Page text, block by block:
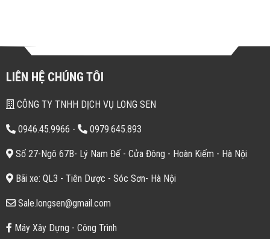
LIÊN HỆ CHÚNG TÔI
CÔNG TY TNHH DỊCH VỤ LONG SEN
0946.45.9966 - 0979.645.893
Số 27-Ngõ 67B- Lý Nam Đế - Cửa Đông - Hoàn Kiếm - Hà Nội
Bãi xe: QL3 - Tiên Dược - Sóc Sơn- Hà Nội
Sale.longsen@gmail.com
Máy Xây Dựng - Công Trình